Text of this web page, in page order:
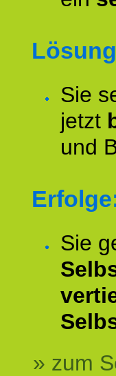
Sie
jetzt
und
Sie
» zum